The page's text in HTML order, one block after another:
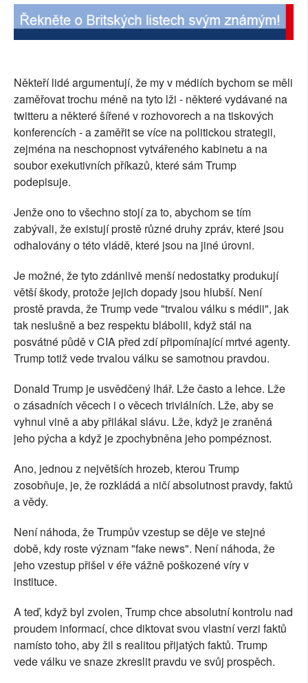
Někteří lidé argumentují, že my v médiích bychom se měli
zaměřovat trochu méně na tyto lži - některé vydávané na
twitteru a některé šířené v rozhovorech a na tiskových
konferencích - a zaměřit se více na politickou strategii,
zejména na neschopnost vytvářeného kabinetu a na
soubor exekutivních příkazů, které sám Trump
podepisuje.
Jenže ono to všechno stojí za to, abychom se tím
zabývali, že existují prostě různé druhy zpráv, které jsou
odhalovány o této vládě, které jsou na jiné úrovni.
Je možné, že tyto zdánlivě menší nedostatky produkují
větší škody, protože jejich dopady jsou hlubší. Není
prostě pravda, že Trump vede "trvalou válku s médii", jak
tak neslušně a bez respektu blábolil, když stál na
posvátné půdě v CIA před zdí připomínající mrtvé agenty.
Trump totiž vede trvalou válku se samotnou pravdou.
Donald Trump je usvědčený lhář. Lže často a lehce. Lže
o zásadních věcech i o věcech triviálních. Lže, aby se
vyhnul vině a aby přilákal slávu. Lže, když je zraněná
jeho pýcha a když je zpochybněna jeho pompéznost.
Ano, jednou z největších hrozeb, kterou Trump
zosobňuje, je, že rozkládá a ničí absolutnost pravdy, faktů
a vědy.
Není náhoda, že Trumpův vzestup se děje ve stejné
době, kdy roste význam "fake news". Není náhoda, že
jeho vzestup přišel v éře vážně poškozené víry v
instituce.
A teď, když byl zvolen, Trump chce absolutní kontrolu nad
proudem informací, chce diktovat svou vlastní verzi faktů
namísto toho, aby žil s realitou přijatých faktů. Trump
vede válku ve snaze zkreslit pravdu ve svůj prospěch.